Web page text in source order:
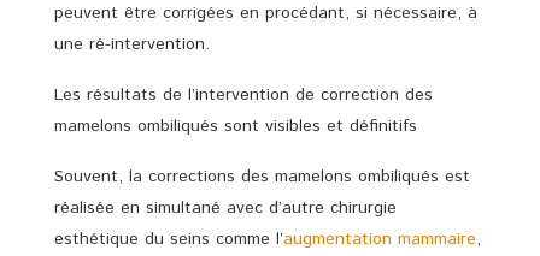
peuvent être corrigées en procédant, si nécessaire, à
une ré-intervention.
Les résultats de l’intervention de correction des
mamelons ombiliqués sont visibles et définitifs
Souvent, la corrections des mamelons ombiliqués est
réalisée en simultané avec d’autre chirurgie
esthétique du seins comme l’augmentation mammaire,